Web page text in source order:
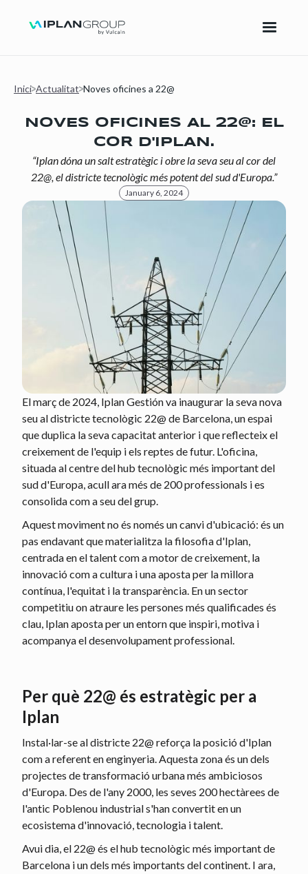
Inici Actualitat Noves oficines a 22@
NOVES OFICINES AL 22@: EL
COR D'IPLAN.
“Iplan dóna un salt estratègic i obre la seva seu al cor del
22@, el districte tecnològic més potent del sud d'Europa.”
January 6, 2024
El març de 2024, Iplan Gestión va inaugurar la seva nova
seu al districte tecnològic 22@ de Barcelona, un espai
que duplica la seva capacitat anterior i que reflecteix el
creixement de l'equip i els reptes de futur. L'oficina,
situada al centre del hub tecnològic més important del
sud d'Europa, acull ara més de 200 professionals i es
consolida com a seu del grup.
Aquest moviment no és només un canvi d'ubicació: és un
pas endavant que materialitza la filosofia d'Iplan,
centrada en el talent com a motor de creixement, la
innovació com a cultura i una aposta per la millora
contínua, l'equitat i la transparència. En un sector
competitiu on atraure les persones més qualificades és
clau, Iplan aposta per un entorn que inspiri, motiva i
acompanya el desenvolupament professional.
Per què 22@ és estratègic per a
Iplan
Instal·lar-se al districte 22@ reforça la posició d'Iplan
com a referent en enginyeria. Aquesta zona és un dels
projectes de transformació urbana més ambiciosos
d'Europa. Des de l'any 2000, les seves 200 hectàrees de
l'antic Poblenou industrial s'han convertit en un
ecosistema d'innovació, tecnologia i talent.
Avui dia, el 22@ és el hub tecnològic més important de
Barcelona i un dels més importants del continent. I ara,